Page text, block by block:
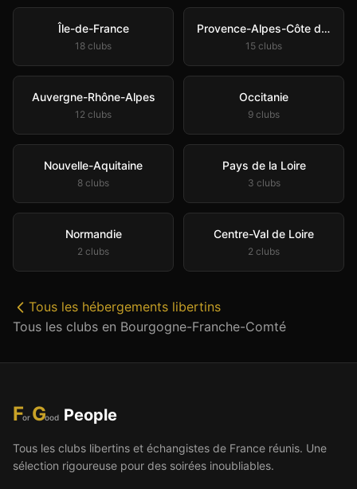
Île-de-France
18 clubs
Provence-Alpes-Côte d'Azur
15 clubs
Auvergne-Rhône-Alpes
12 clubs
Occitanie
9 clubs
Nouvelle-Aquitaine
8 clubs
Pays de la Loire
3 clubs
Normandie
2 clubs
Centre-Val de Loire
2 clubs
Tous les hébergements libertins
Tous les clubs en Bourgogne-Franche-Comté
For Good People
Tous les clubs libertins et échangistes de France réunis. Une
sélection rigoureuse pour des soirées inoubliables.